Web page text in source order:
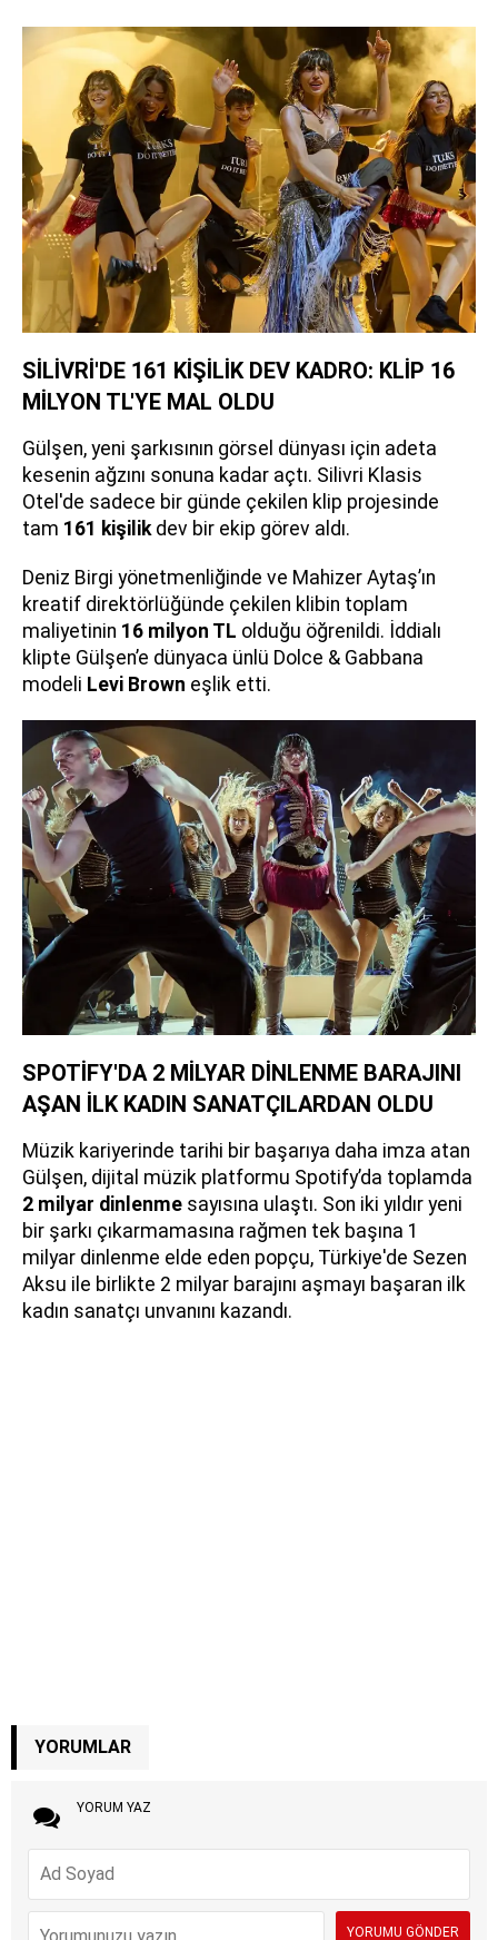
SİLİVRİ'DE 161 KİŞİLİK DEV KADRO: KLİP 16
MİLYON TL'YE MAL OLDU
Gülşen, yeni şarkısının görsel dünyası için adeta
kesenin ağzını sonuna kadar açtı. Silivri Klasis
Otel'de sadece bir günde çekilen klip projesinde
tam 161 kişilikdev bir ekip görev aldı.
Deniz Birgi yönetmenliğinde ve Mahizer Aytaş’ın
kreatif direktörlüğünde çekilen klibin toplam
maliyetinin 16 milyon TL olduğu öğrenildi. İddialı
klipte Gülşen’e dünyaca ünlü Dolce & Gabbana
modeli Levi Brown eşlik etti.
SPOTİFY'DA 2 MİLYAR DİNLENME BARAJINI
AŞAN İLK KADIN SANATÇILARDAN OLDU
Müzik kariyerinde tarihi bir başarıya daha imza atan
Gülşen, dijital müzik platformu Spotify’da toplamda
2 milyar dinlenme sayısına ulaştı. Son iki yıldır yeni
bir şarkı çıkarmamasına rağmen tek başına 1
milyar dinlenme elde eden popçu, Türkiye'de Sezen
Aksu ile birlikte 2 milyar barajını aşmayı başaran ilk
kadın sanatçı unvanını kazandı.
YORUMLAR
YORUM YAZ